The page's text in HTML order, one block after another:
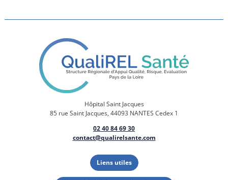
Hôpital Saint Jacques
85 rue Saint Jacques, 44093 NANTES Cedex 1
02 40 84 69 30
contact@qualirelsante.com
Liens utiles